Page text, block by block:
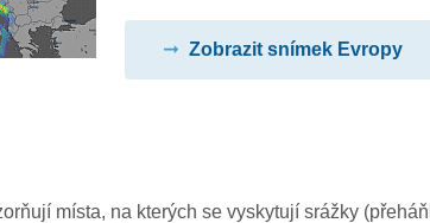
Zobrazit snímek Evropy
místa, na kterých se vyskytují srážky